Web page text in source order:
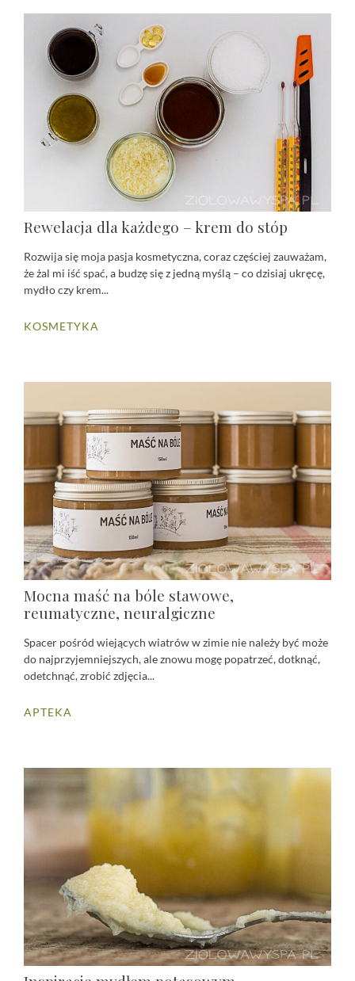
Rewelacja dla każdego – krem do stóp
Rozwija się moja pasja kosmetyczna, coraz częściej zauważam,
że żal mi iść spać, a budzę się z jedną myślą – co dzisiaj ukręcę,
mydło czy krem...
KOSMETYKA
Mocna maść na bóle stawowe,
reumatyczne, neuralgiczne
Spacer pośród wiejących wiatrów w zimie nie należy być może
do najprzyjemniejszych, ale znowu mogę popatrzeć, dotknąć,
odetchnąć, zrobić zdjęcia...
APTEKA